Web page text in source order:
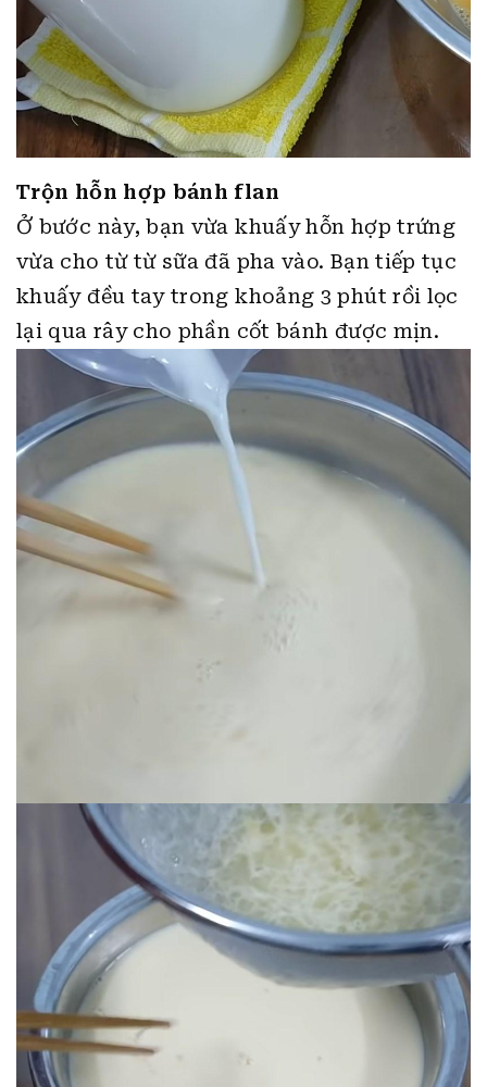
Trộn hỗn hợp bánh flan
Ở bước này, bạn vừa khuấy hỗn hợp trứng
vừa cho từ từ sữa đã pha vào. Bạn tiếp tục
khuấy đều tay trong khoảng 3 phút rồi lọc
lại qua rây cho phần cốt bánh được mịn.